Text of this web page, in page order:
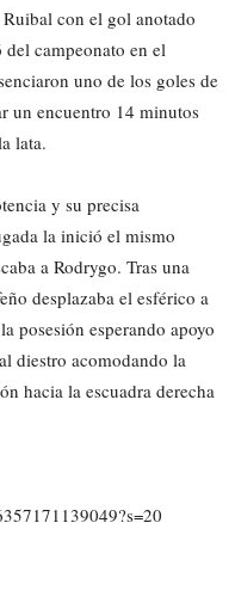
con el gol anotado
campeonato en el
uno de los goles de
un encuentro 14 minutos
lata.
y su precisa
la inició el mismo
a Rodrygo. Tras una
desplazaba el esférico a
posesión esperando apoyo
diestro acomodando la
hacia la escuadra derecha